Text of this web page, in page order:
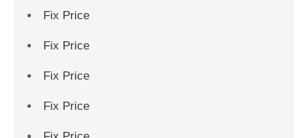
Fix Price
Fix Price
Fix Price
Fix Price